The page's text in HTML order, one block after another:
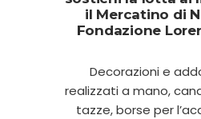
il Mercatino di
Fondazione
Decorazioni e
realizzati a mano,
tazze, borse per